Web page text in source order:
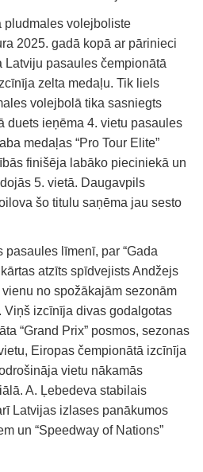
pludmales volejboliste
2025. gadā kopā ar pārinieci
Latviju pasaules čempionātā
zelta medaļu. Tik liels
volejbolā tika sasniegts
duets ieņēma 4. vietu pasaules
medaļas “Pro Tour Elite”
finišēja labāko pieciniekā un
5. vietā. Daugavpils
šo titulu saņēma jau sesto
pasaules līmenī, par “Gada
atzīts spīdvejists Andžejs
no spožākajām sezonām
Viņš izcīnīja divas godalgotas
“Grand Prix” posmos, sezonas
Eiropas čempionātā izcīnīja
vietu nākamās
A. Ļebedeva stabilais
Latvijas izlases panākumos
un “Speedway of Nations”